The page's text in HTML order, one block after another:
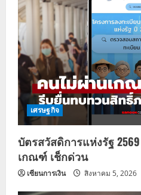
เศรษฐกิจ
บัตรสวัสดิการแห่งรัฐ
เกณฑ์ เช็กด่วน
เซียนการเงิน สิงหาคม 5, 2026